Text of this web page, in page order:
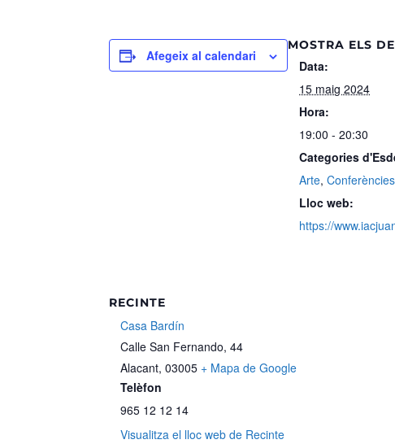
Afegeix al calendari
MOSTRA ELS
Data:
15 maig 2024
Hora:
19:00 - 20:30
Categories
Arte,Conferències
Lloc web:
https://
RECINTE
Casa Bardín
Calle San Fernando, 44
Alacant, 03005 + Mapa de Google
Telèfon
965 12 12 14
Visualitza el lloc web de Recinte